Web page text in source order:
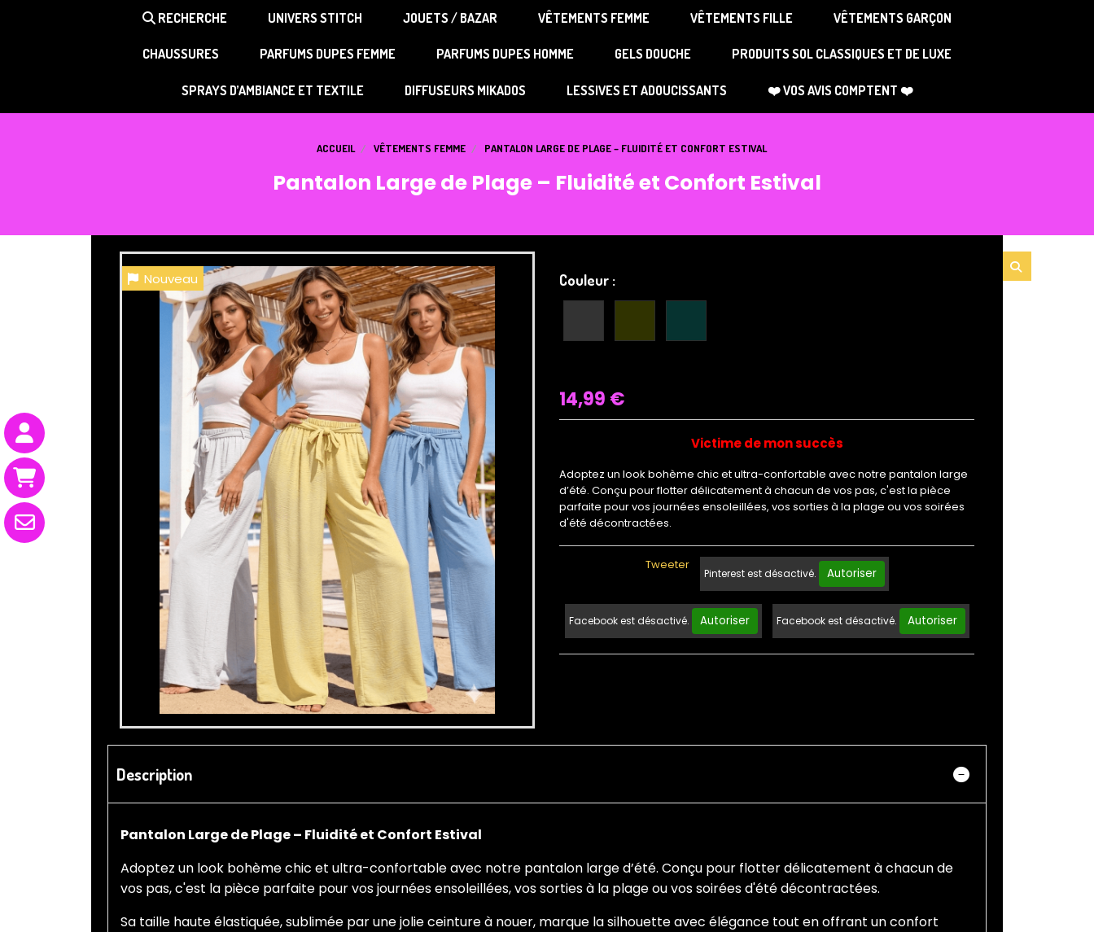
Au p'tit bonheur
RECHERCHE UNIVERS STITCH JOUETS / BAZAR VÊTEMENTS FEMME VÊTEMENTS FILLE VÊTEMENTS GARÇON
CHAUSSURES PARFUMS DUPES FEMME PARFUMS DUPES HOMME GELS DOUCHE PRODUITS SOL CLASSIQUES ET DE LUXE
SPRAYS D’AMBIANCE ET TEXTILE DIFFUSEURS MIKADOS LESSIVES ET ADOUCISSANTS ❤️ VOS AVIS COMPTENT ❤️
ACCUEIL VÊTEMENTS FEMME PANTALON LARGE DE PLAGE – FLUIDITÉ ET CONFORT ESTIVAL
Pantalon Large de Plage – Fluidité et Confort Estival
Nouveau Couleur :
14,99 €
Victime de mon succès
Adoptez un look bohème chic et ultra-confortable avec notre pantalon large
d’été. Conçu pour flotter délicatement à chacun de vos pas, c'est la pièce
parfaite pour vos journées ensoleillées, vos sorties à la plage ou vos soirées
d'été décontractées.
Tweeter
Pinterest est désactivé. Autoriser
Facebook est désactivé. Autoriser Facebook est désactivé. Autoriser
Description
Pantalon Large de Plage – Fluidité et Confort Estival
Adoptez un look bohème chic et ultra-confortable avec notre pantalon large d’été. Conçu pour flotter délicatement à chacun de
vos pas, c'est la pièce parfaite pour vos journées ensoleillées, vos sorties à la plage ou vos soirées d'été décontractées.
Sa taille haute élastiquée, sublimée par une jolie ceinture à nouer, marque la silhouette avec élégance tout en offrant un confort